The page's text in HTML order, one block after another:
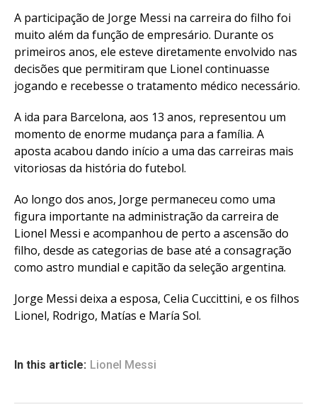
A participação de Jorge Messi na carreira do filho foi
muito além da função de empresário. Durante os
primeiros anos, ele esteve diretamente envolvido nas
decisões que permitiram que Lionel continuasse
jogando e recebesse o tratamento médico necessário.
A ida para Barcelona, aos 13 anos, representou um
momento de enorme mudança para a família. A
aposta acabou dando início a uma das carreiras mais
vitoriosas da história do futebol.
Ao longo dos anos, Jorge permaneceu como uma
figura importante na administração da carreira de
Lionel Messi e acompanhou de perto a ascensão do
filho, desde as categorias de base até a consagração
como astro mundial e capitão da seleção argentina.
Jorge Messi deixa a esposa, Celia Cuccittini, e os filhos
Lionel, Rodrigo, Matías e María Sol.
In this article: Lionel Messi